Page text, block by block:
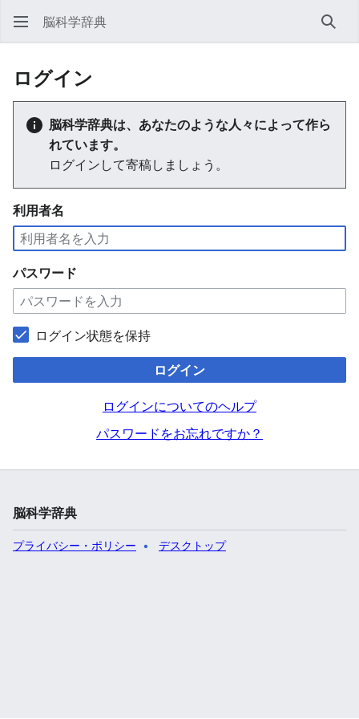
脳科学辞典 検索
ログイン
脳科学辞典は、あなたのような人々によって作ら
れています。
ログインして寄稿しましょう。
利用者名
パスワード
ログイン状態を保持
ログイン
ログインについてのヘルプ
パスワードをお忘れですか？
脳科学辞典
プライバシー・ポリシー デスクトップ